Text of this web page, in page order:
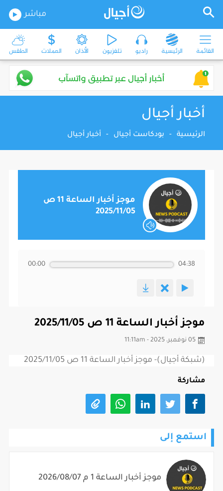
مباشر
القائمة الرئيسية راديو تلفزيون الأذان العملات الطقس
أخبار أجيال
الرئيسية - بودكاست أجيال - أخبار أجيال
موجز أخبار الساعة 11 ص
2025/11/05
00:00 04:38
موجز أخبار الساعة 11 ص 2025/11/05
05 نوفمبر، 2025 - 11:11am
(شبكة أجيال)- موجز أخبار الساعة 11 ص 2025/11/05
مشاركة
استمع إلى
موجز أخبار الساعة 1 م 2026/08/07